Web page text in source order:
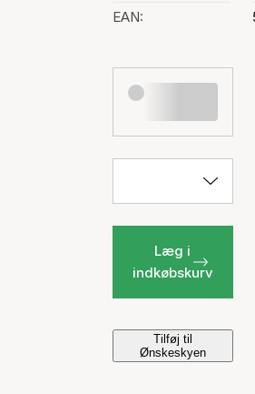
EAN:
Læg i
indkøbskurv
Tilføj til
Ønskeskyen